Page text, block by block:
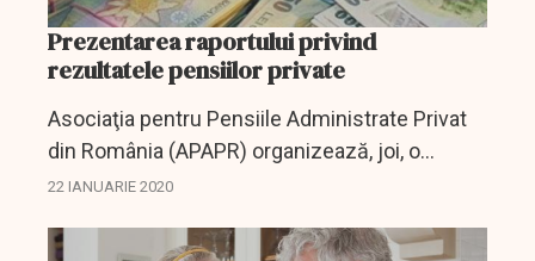
Prezentarea raportului privind
rezultatele pensiilor private
Asociaţia pentru Pensiile Administrate Privat
din România (APAPR) organizează, joi, o
conferinţă de presă pentru prezentarea
pensii administrate...
22 IANUARIE 2020